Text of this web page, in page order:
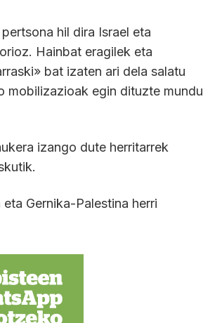
hil dira Israel eta
Hainbat eragilek eta
bat izaten ari dela salatu
mobilizazioak egin dituzte mundu
izango dute herritarrek
Gernika-Palestina herri